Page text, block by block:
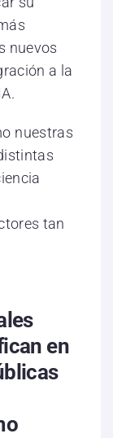
nuevos
a la
nuestras
tan
en